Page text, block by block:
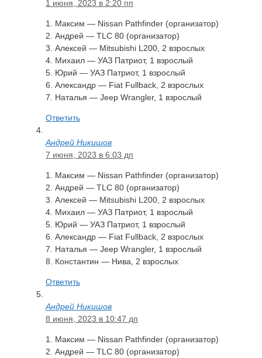
1 июня, 2023 в 2:20 пп
1. Максим — Nissan Pathfinder (организатор)
2. Андрей — TLC 80 (организатор)
3. Алексей — Mitsubishi L200, 2 взрослых
4. Михаил — УАЗ Патриот, 1 взрослый
5. Юрий — УАЗ Патриот, 1 взрослый
6. Александр — Fiat Fullback, 2 взрослых
7. Наталья — Jeep Wrangler, 1 взрослый
Ответить
Андрей Никишов
7 июня, 2023 в 6:03 дп
1. Максим — Nissan Pathfinder (организатор)
2. Андрей — TLC 80 (организатор)
3. Алексей — Mitsubishi L200, 2 взрослых
4. Михаил — УАЗ Патриот, 1 взрослый
5. Юрий — УАЗ Патриот, 1 взрослый
6. Александр — Fiat Fullback, 2 взрослых
7. Наталья — Jeep Wrangler, 1 взрослый
8. Константин — Нива, 2 взрослых
Ответить
Андрей Никишов
8 июня, 2023 в 10:47 дп
1. Максим — Nissan Pathfinder (организатор)
2. Андрей — TLC 80 (организатор)